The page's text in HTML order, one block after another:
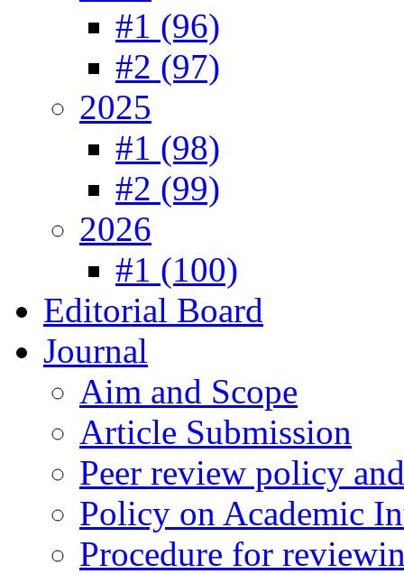
#1 (96)
#2 (97)
2025
#1 (98)
#2 (99)
2026
#1 (100)
Editorial Board
Journal
Aim and Scope
Article Submission
Peer review policy
Policy on Academic
Procedure for